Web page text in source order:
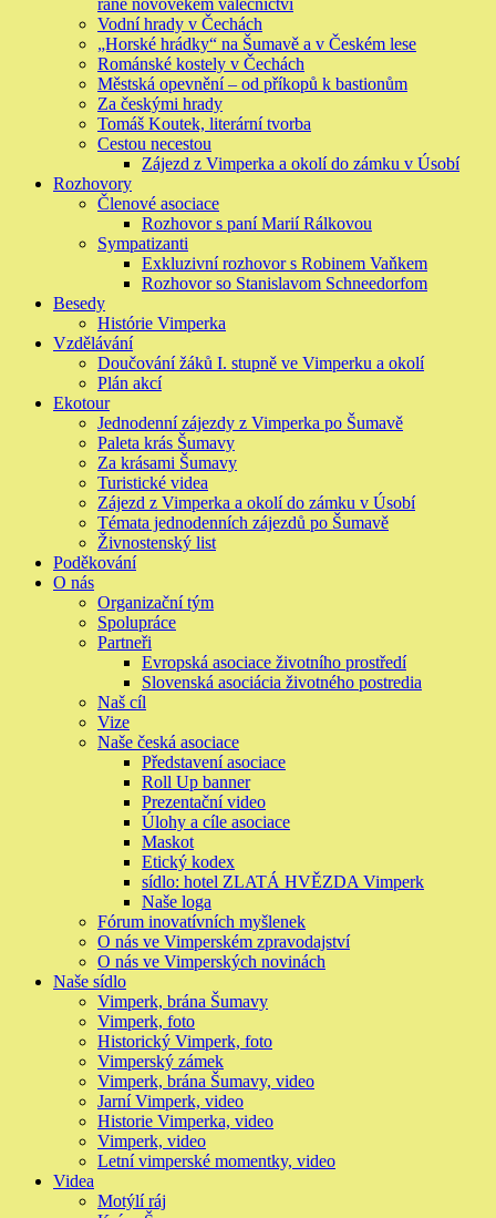
Vodní hrady v Čechách
„Horské hrádky“ na Šumavě a v Českém lese
Románské kostely v Čechách
Městská opevnění – od příkopů k bastionům
Za českými hrady
Tomáš Koutek, literární tvorba
Cestou necestou
Zájezd z Vimperka a okolí do zámku v Úsobí
Rozhovory
Členové asociace
Rozhovor s paní Marií Rálkovou
Sympatizanti
Exkluzivní rozhovor s Robinem Vaňkem
Rozhovor so Stanislavom Schneedorfom
Besedy
Histórie Vimperka
Vzdělávání
Doučování žáků I. stupně ve Vimperku a okolí
Plán akcí
Ekotour
Jednodenní zájezdy z Vimperka po Šumavě
Paleta krás Šumavy
Za krásami Šumavy
Turistické videa
Zájezd z Vimperka a okolí do zámku v Úsobí
Témata jednodenních zájezdů po Šumavě
Živnostenský list
Poděkování
O nás
Organizační tým
Spolupráce
Partneři
Evropská asociace životního prostředí
Slovenská asociácia životného postredia
Naš cíl
Vize
Naše česká asociace
Představení asociace
Roll Up banner
Prezentační video
Úlohy a cíle asociace
Maskot
Etický kodex
sídlo: hotel ZLATÁ HVĚZDA Vimperk
Naše loga
Fórum inovatívních myšlenek
O nás ve Vimperském zpravodajství
O nás ve Vimperských novinách
Naše sídlo
Vimperk, brána Šumavy
Vimperk, foto
Historický Vimperk, foto
Vimperský zámek
Vimperk, brána Šumavy, video
Jarní Vimperk, video
Historie Vimperka, video
Vimperk, video
Letní vimperské momentky, video
Videa
Motýlí ráj